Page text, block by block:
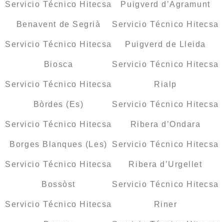
Servicio Técnico Hitecsa
Benavent de Segrià
Servicio Técnico Hitecsa
Biosca
Servicio Técnico Hitecsa
Bòrdes (Es)
Servicio Técnico Hitecsa
Borges Blanques (Les)
Servicio Técnico Hitecsa
Bossòst
Servicio Técnico Hitecsa
Puigverd d’Agramunt
Servicio Técnico Hitecsa
Puigverd de Lleida
Servicio Técnico Hitecsa
Rialp
Servicio Técnico Hitecsa
Ribera d’Ondara
Servicio Técnico Hitecsa
Ribera d’Urgellet
Servicio Técnico Hitecsa
Riner